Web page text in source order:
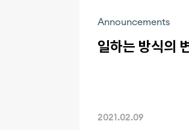
Announcements
일하는 방식의
2021.02.09